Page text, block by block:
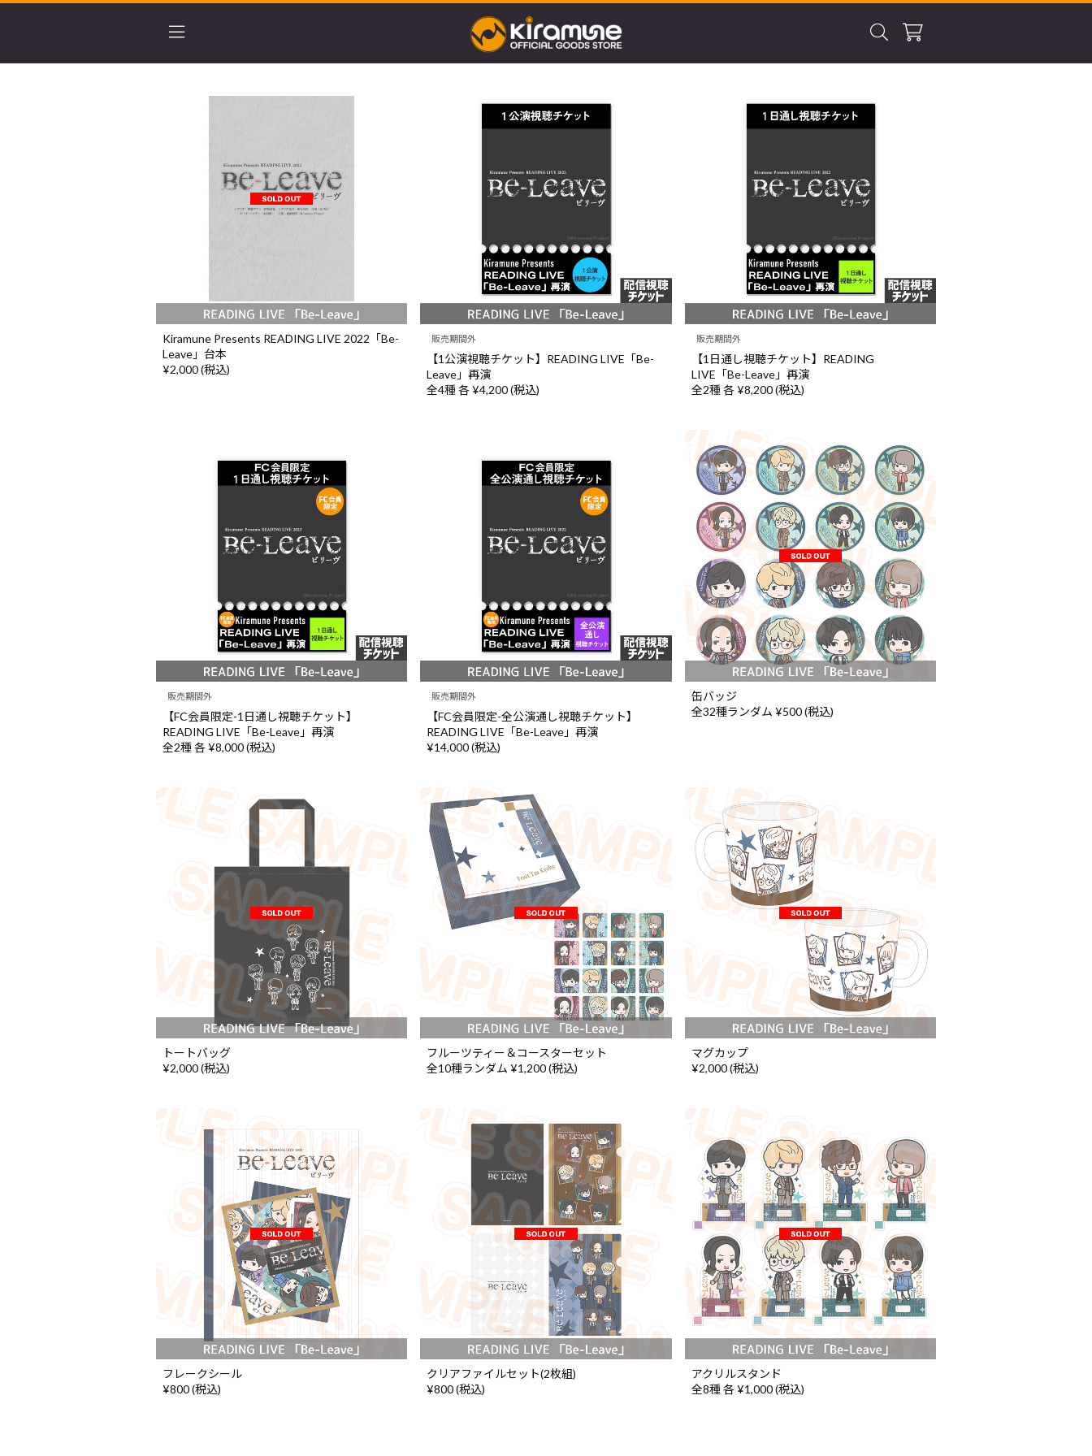
Kiramune Presents READING LIVE 2022「Be-
Leave」台本
¥2,000 (税込)
販売期間外
【1公演視聴チケット】READING LIVE「Be-
Leave」再演
全4種 各 ¥4,200 (税込)
販売期間外
【1日通し視聴チケット】READING
LIVE「Be-Leave」再演
全2種 各 ¥8,200 (税込)
販売期間外
【FC会員限定-1日通し視聴チケット】
READING LIVE「Be-Leave」再演
全2種 各 ¥8,000 (税込)
販売期間外
【FC会員限定-全公演通し視聴チケット】
READING LIVE「Be-Leave」再演
¥14,000 (税込)
缶バッジ
全32種ランダム ¥500 (税込)
トートバッグ
¥2,000 (税込)
フルーツティー＆コースターセット
全10種ランダム ¥1,200 (税込)
マグカップ
¥2,000 (税込)
フレークシール
¥800 (税込)
クリアファイルセット(2枚組)
¥800 (税込)
アクリルスタンド
全8種 各 ¥1,000 (税込)